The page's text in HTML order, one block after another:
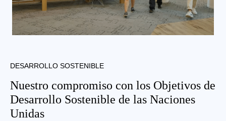
DESARROLLO SOSTENIBLE
Nuestro compromiso con los Objetivos de
Desarrollo Sostenible de las Naciones
Unidas